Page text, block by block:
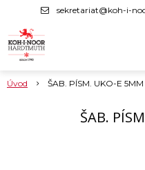
sekretariat@koh-i-
Úvod ŠAB. PÍSM. UKO-E 5MM
ŠAB.